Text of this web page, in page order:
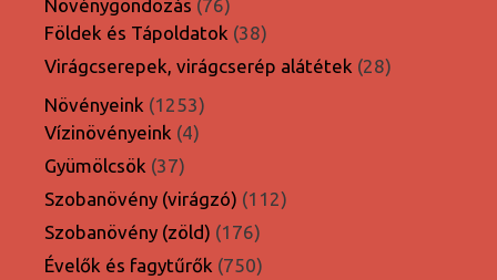
Növénygondozás 7676
termék
Földek és Tápoldatok 3838
termék
Virágcserepek, virágcserép alátétek 2828
Növényeink 12531253
termék
Vízinövényeink 44
Gyümölcsök 3737
termék
Szobanövény (virágzó) 112112
Szobanövény (zöld) 176176
termék
Évelők és fagytűrők 750750